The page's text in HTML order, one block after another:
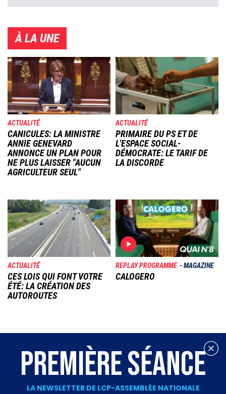
À LA UNE
Image
ACTUALITÉ
CANICULES: LA MINISTRE
ANNIE GENEVARD
ANNONCE UN PLAN POUR
NE PLUS LAISSER "AUCUN
AGRICULTEUR SEUL"
Image
ACTUALITÉ
PRIMAIRE DU PS ET DE
L'ESPACE SOCIAL-
DÉMOCRATE: LE TARIF DE
LA DISCORDE
Image
ACTUALITÉ
CES LOIS QUI FONT VOTRE
ÉTÉ: LA CRÉATION DES
AUTOROUTES
Image
REPLAY PROGRAMME MAGAZINE
CALOGERO
PREMIÈRE SÉANCE
LA NEWSLETTER DE LCP-ASSEMBLÉE NATIONALE